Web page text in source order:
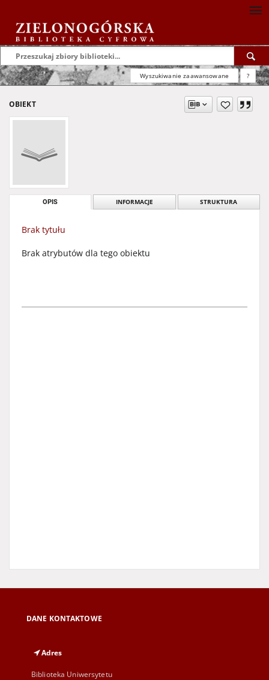
Wyszukiwanie zaawansowane ?
OBIEKT
OPIS INFORMACJE STRUKTURA
Brak tytułu
Brak atrybutów dla tego obiektu
DANE KONTAKTOWE
Adres
Biblioteka Uniwersytetu